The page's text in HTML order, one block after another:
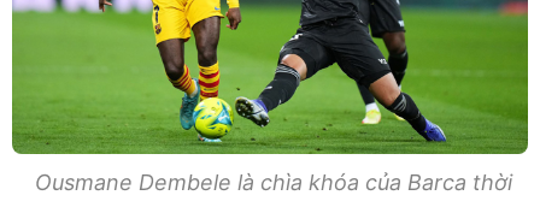
Ousmane Dembele là chìa khóa của Barca thời